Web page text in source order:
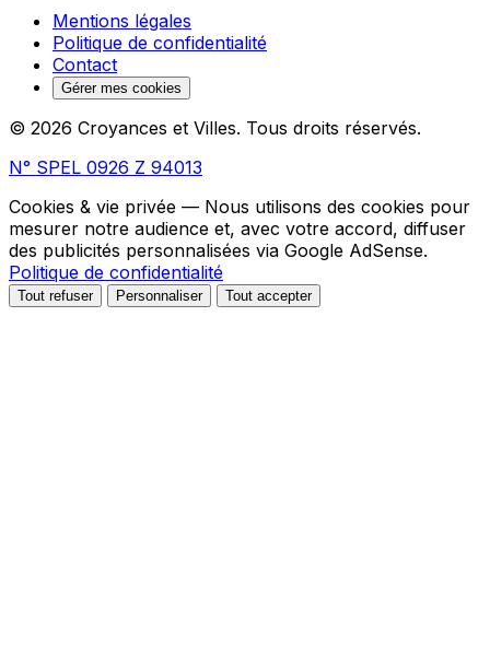
Mentions légales
Politique de confidentialité
Contact
Gérer mes cookies
© 2026 Croyances et Villes. Tous droits réservés.
N° SPEL 0926 Z 94013
Cookies & vie privée — Nous utilisons des cookies pour
mesurer notre audience et, avec votre accord, diffuser
des publicités personnalisées via Google AdSense.
Politique de confidentialité
Tout refuser Personnaliser Tout accepter